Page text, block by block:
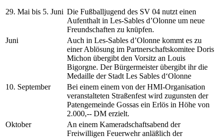
29. Mai bis 5. Juni Die Fußballjugend des SV 04 nutzt einen
Aufenthalt in Les-Sables d’Olonne um neue
Freundschaften zu knüpfen.
Juni
Auch in Les-Sables d’Olonne kommt es zu
einer Ablösung im Partnerschaftskomitee Doris
Michon übergibt den Vorsitz an Louis
Bigorgne. Der Bürgermeister übergibt ihr die
Medaille der Stadt Les Sables d‘Olonne
10. September
Bei einem einem von der HMI-Organisation
veranstalteten Straßenfest wird zugunsten der
Patengemeinde Gossas ein Erlös in Höhe von
2.000,-- DM erzielt.
Oktober
An einem Kameradschaftsabend der
Freiwilligen Feuerwehr anläßlich der